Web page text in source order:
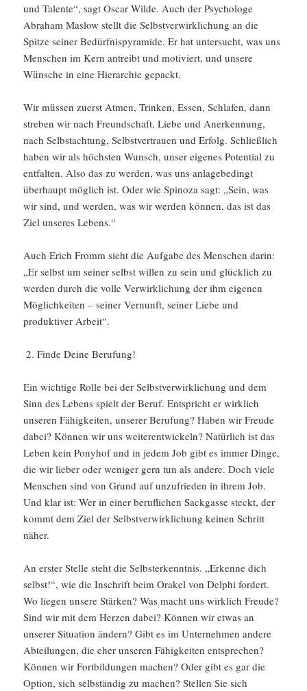
und Talente“, sagt Oscar Wilde. Auch der Psychologe
Abraham Maslow stellt die Selbstverwirklichung an die
Spitze seiner Bedürfnispyramide. Er hat untersucht, was uns
Menschen im Kern antreibt und motiviert, und unsere
Wünsche in eine Hierarchie gepackt.
Wir müssen zuerst Atmen, Trinken, Essen, Schlafen, dann
streben wir nach Freundschaft, Liebe und Anerkennung,
nach Selbstachtung, Selbstvertrauen und Erfolg. Schließlich
haben wir als höchsten Wunsch, unser eigenes Potential zu
entfalten. Also das zu werden, was uns anlagebedingt
überhaupt möglich ist. Oder wie Spinoza sagt: „Sein, was
wir sind, und werden, was wir werden können, das ist das
Ziel unseres Lebens.“
Auch Erich Fromm sieht die Aufgabe des Menschen darin:
„Er selbst um seiner selbst willen zu sein und glücklich zu
werden durch die volle Verwirklichung der ihm eigenen
Möglichkeiten – seiner Vernunft, seiner Liebe und
produktiver Arbeit“.
Finde Deine Berufung!
Ein wichtige Rolle bei der Selbstverwirklichung und dem
Sinn des Lebens spielt der Beruf. Entspricht er wirklich
unseren Fähigkeiten, unserer Berufung? Haben wir Freude
dabei? Können wir uns weiterentwickeln? Natürlich ist das
Leben kein Ponyhof und in jedem Job gibt es immer Dinge,
die wir lieber oder weniger gern tun als andere. Doch viele
Menschen sind von Grund auf unzufrieden in ihrem Job.
Und klar ist: Wer in einer beruflichen Sackgasse steckt, der
kommt dem Ziel der Selbstverwirklichung keinen Schritt
näher.
An erster Stelle steht die Selbsterkenntnis. „Erkenne dich
selbst!“, wie die Inschrift beim Orakel von Delphi fordert.
Wo liegen unsere Stärken? Was macht uns wirklich Freude?
Sind wir mit dem Herzen dabei? Können wir etwas an
unserer Situation ändern? Gibt es im Unternehmen andere
Abteilungen, die eher unseren Fähigkeiten entsprechen?
Können wir Fortbildungen machen? Oder gibt es gar die
Option, sich selbständig zu machen? Stellen Sie sich